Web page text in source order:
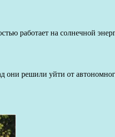
работает на солнечной
они решили уйти от